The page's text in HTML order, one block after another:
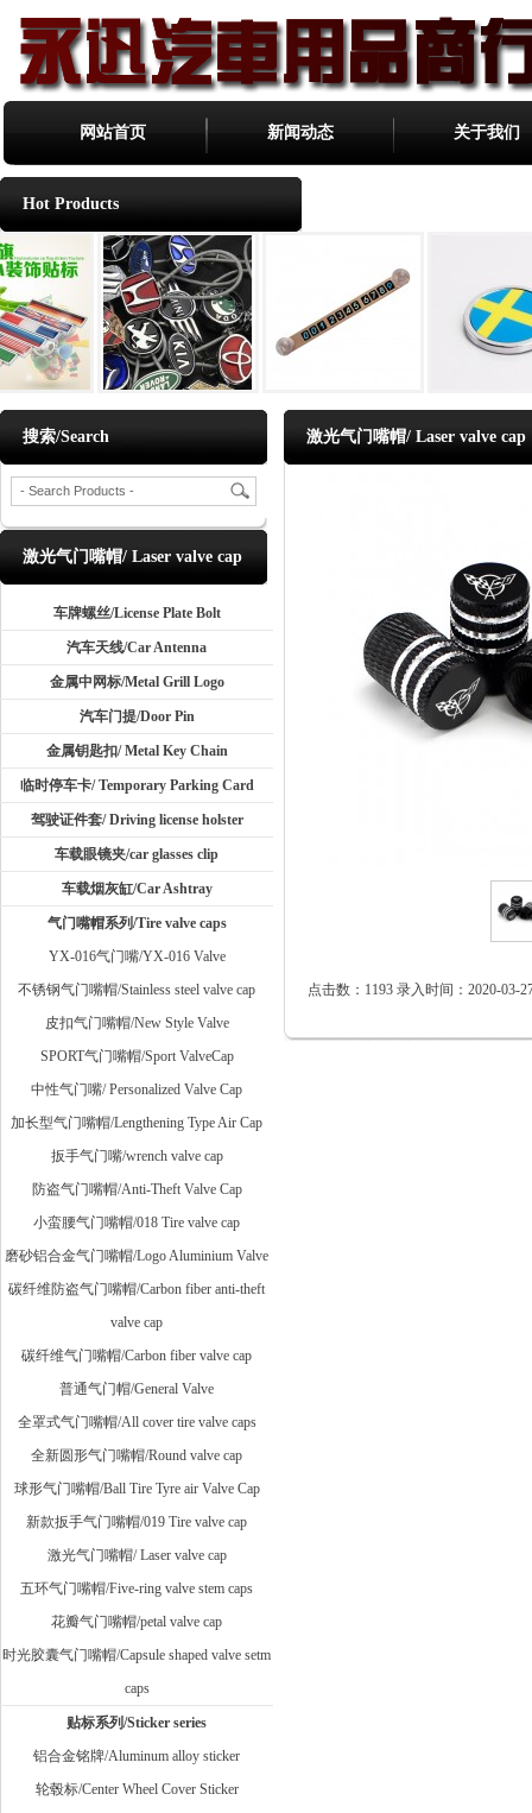
网站首页 新闻动态 关于我们
Hot Products
搜索/Search
激光气门嘴帽/ Laser valve cap
车牌螺丝/License Plate Bolt
汽车天线/Car Antenna
金属中网标/Metal Grill Logo
汽车门提/Door Pin
金属钥匙扣/ Metal Key Chain
临时停车卡/ Temporary Parking Card
驾驶证件套/ Driving license holster
车载眼镜夹/car glasses clip
车载烟灰缸/Car Ashtray
气门嘴帽系列/Tire valve caps
YX-016气门嘴/YX-016 Valve
不锈钢气门嘴帽/Stainless steel valve cap
皮扣气门嘴帽/New Style Valve
SPORT气门嘴帽/Sport ValveCap
中性气门嘴/ Personalized Valve Cap
加长型气门嘴帽/Lengthening Type Air Cap
扳手气门嘴/wrench valve cap
防盗气门嘴帽/Anti-Theft Valve Cap
小蛮腰气门嘴帽/018 Tire valve cap
磨砂铝合金气门嘴帽/Logo Aluminium Valve
碳纤维防盗气门嘴帽/Carbon fiber anti-theft
valve cap
碳纤维气门嘴帽/Carbon fiber valve cap
普通气门帽/General Valve
全罩式气门嘴帽/All cover tire valve caps
全新圆形气门嘴帽/Round valve cap
球形气门嘴帽/Ball Tire Tyre air Valve Cap
新款扳手气门嘴帽/019 Tire valve cap
激光气门嘴帽/ Laser valve cap
五环气门嘴帽/Five-ring valve stem caps
花瓣气门嘴帽/petal valve cap
时光胶囊气门嘴帽/Capsule shaped valve setm
caps
贴标系列/Sticker series
铝合金铭牌/Aluminum alloy sticker
轮毂标/Center Wheel Cover Sticker
激光气门嘴帽/ Laser valve cap
点击数：1193 录入时间：2020-03-